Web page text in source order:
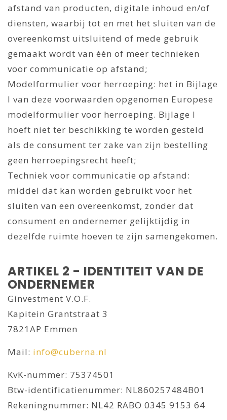
afstand van producten, digitale inhoud en/of
diensten, waarbij tot en met het sluiten van de
overeenkomst uitsluitend of mede gebruik
gemaakt wordt van één of meer technieken
voor communicatie op afstand;
Modelformulier voor herroeping: het in Bijlage
I van deze voorwaarden opgenomen Europese
modelformulier voor herroeping. Bijlage I
hoeft niet ter beschikking te worden gesteld
als de consument ter zake van zijn bestelling
geen herroepingsrecht heeft;
Techniek voor communicatie op afstand:
middel dat kan worden gebruikt voor het
sluiten van een overeenkomst, zonder dat
consument en ondernemer gelijktijdig in
dezelfde ruimte hoeven te zijn samengekomen.
ARTIKEL 2 - IDENTITEIT VAN DE
ONDERNEMER
Ginvestment V.O.F.
Kapitein Grantstraat 3
7821AP Emmen
Mail: info@cuberna.nl
KvK-nummer: 75374501
Btw-identificatienummer: NL860257484B01
Rekeningnummer: NL42 RABO 0345 9153 64